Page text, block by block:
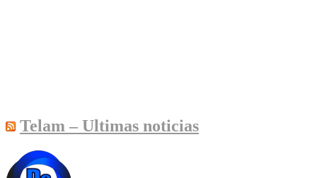
Telam – Ultimas noticias